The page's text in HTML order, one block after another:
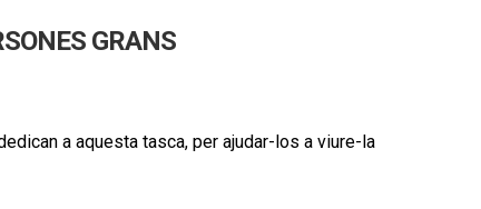
GRANS
a aquesta tasca, per ajudar-los a viure-la